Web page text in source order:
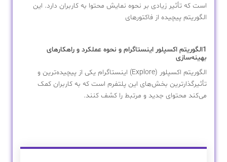
است که تأثیر زیادی بر نحوه نمایش محتوا به کاربران دارد. این
الگوریتم پیچیده از فاکتورهای
1الگوریتم اکسپلور اینستاگرام و نحوه عملکرد و راهکارهای
بهینه‌سازی
الگوریتم اکسپلور (Explore) اینستاگرام یکی از پیچیده‌ترین و
تأثیرگذارترین بخش‌های این پلتفرم است که به کاربران کمک
می‌کند محتوای جدید و مرتبط را کشف کنند.